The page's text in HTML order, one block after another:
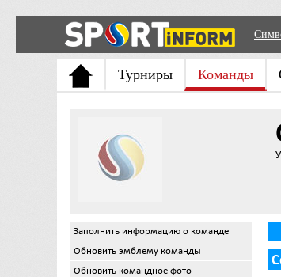
Турниры Команды
Заполнить информацию о команде
Обновить эмблему команды
Обновить командное фото